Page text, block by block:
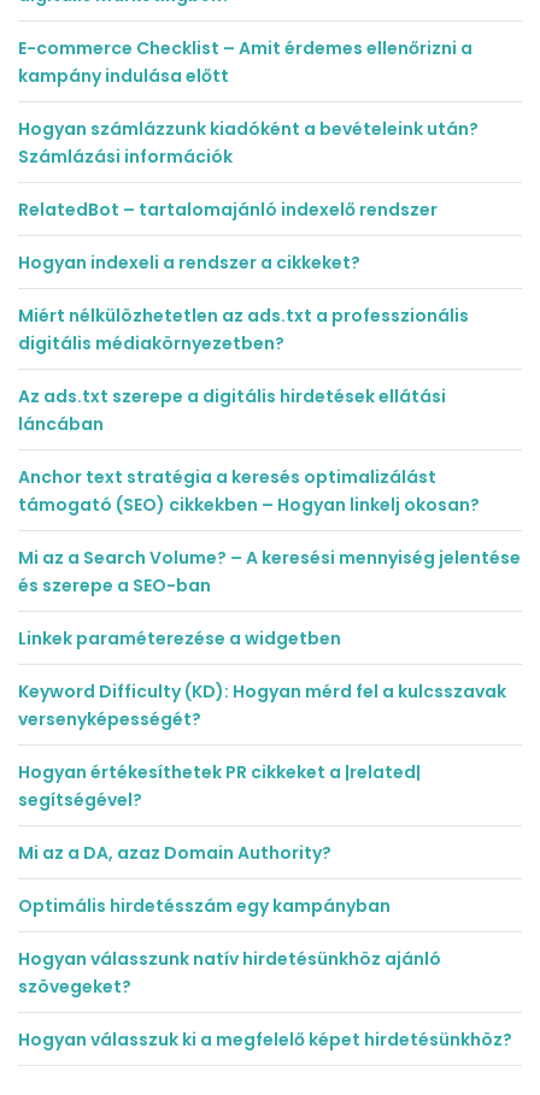
E-commerce Checklist – Amit érdemes ellenőrizni a
kampány indulása előtt
Hogyan számlázzunk kiadóként a bevételeink után?
Számlázási információk
RelatedBot – tartalomajánló indexelő rendszer
Hogyan indexeli a rendszer a cikkeket?
Miért nélkülözhetetlen az ads.txt a professzionális
digitális médiakörnyezetben?
Az ads.txt szerepe a digitális hirdetések ellátási
láncában
Anchor text stratégia a keresés optimalizálást
támogató (SEO) cikkekben – Hogyan linkelj okosan?
Mi az a Search Volume? – A keresési mennyiség jelentése
és szerepe a SEO-ban
Linkek paraméterezése a widgetben
Keyword Difficulty (KD): Hogyan mérd fel a kulcsszavak
versenyképességét?
Hogyan értékesíthetek PR cikkeket a |related|
segítségével?
Mi az a DA, azaz Domain Authority?
Optimális hirdetésszám egy kampányban
Hogyan válasszunk natív hirdetésünkhöz ajánló
szövegeket?
Hogyan válasszuk ki a megfelelő képet hirdetésünkhöz?